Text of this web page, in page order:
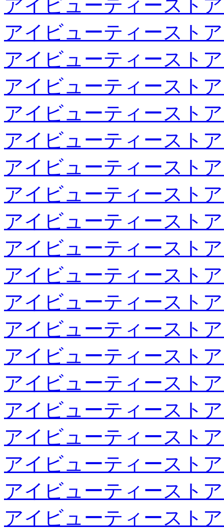
アイビューティースト
アイビューティースト
アイビューティースト
アイビューティースト
アイビューティースト
アイビューティースト
アイビューティースト
アイビューティースト
アイビューティースト
アイビューティースト
アイビューティースト
アイビューティースト
アイビューティースト
アイビューティースト
アイビューティースト
アイビューティースト
アイビューティースト
アイビューティースト
アイビューティースト
アイビューティースト